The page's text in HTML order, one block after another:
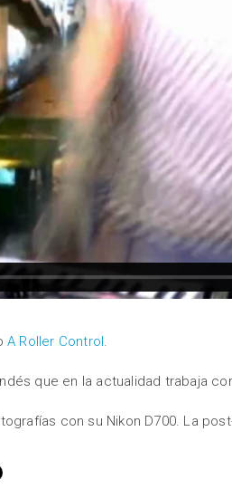
A Roller Control.
que en la actualidad trabaja
con su Nikon D700. La